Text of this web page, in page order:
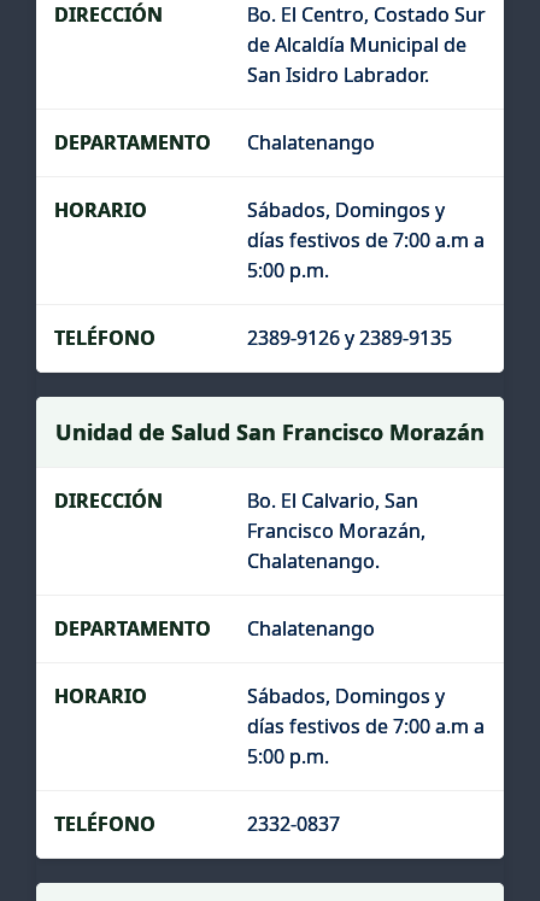
Bo. El Centro, Costado Sur
de Alcaldía Municipal de
San Isidro Labrador.
Chalatenango
Sábados, Domingos y
días festivos de 7:00 a.m a
5:00 p.m.
2389-9126 y 2389-9135
Unidad de Salud San Francisco Morazán
Bo. El Calvario, San
Francisco Morazán,
Chalatenango.
Chalatenango
Sábados, Domingos y
días festivos de 7:00 a.m a
5:00 p.m.
2332-0837